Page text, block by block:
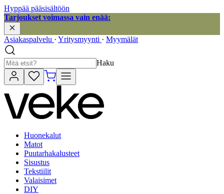
Hyppää pääsisältöön
Tarjoukset voimassa vain enää:
Asiakaspalvelu · Yritysmyynti · Myymälät
Haku
Huonekalut
Matot
Puutarhakalusteet
Sisustus
Tekstiilit
Valaisimet
DIY